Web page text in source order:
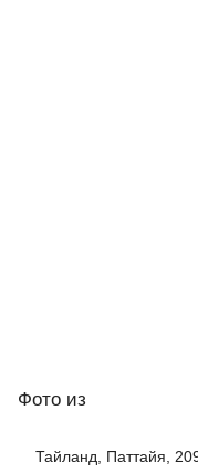
Фото из
Тайланд, Паттайя,